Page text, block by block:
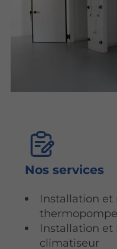
Nos services
Installation et
thermopompe
Installation et
climatiseur